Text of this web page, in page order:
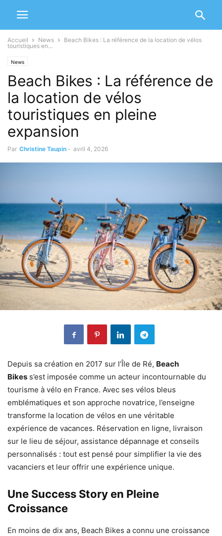
Accueil News
Beach Bikes : La référence de la location de vélos
touristiques en...
News
Beach Bikes : La référence de
la location de vélos
touristiques en pleine
expansion
Par Christine Taupin - avril 4, 2026
Depuis sa création en 2017 sur l’Île de Ré, Beach
Bikes s’est imposée comme un acteur incontournable du
tourisme à vélo en France. Avec ses vélos bleus
emblématiques et son approche novatrice, l’enseigne
transforme la location de vélos en une véritable
expérience de vacances. Réservation en ligne, livraison
sur le lieu de séjour, assistance dépannage et conseils
personnalisés : tout est pensé pour simplifier la vie des
vacanciers et leur offrir une expérience unique.
Une Success Story en Pleine
Croissance
En moins de dix ans, Beach Bikes a connu une croissance